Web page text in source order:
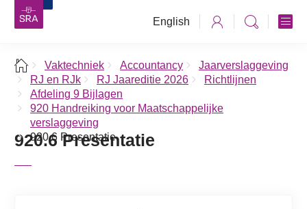
English
Vaktechniek Accountancy
Jaarverslaggeving
RJ en RJk
RJ Jaareditie 2026
Richtlijnen
Afdeling 9 Bijlagen
920 Handreiking voor Maatschappelijke
verslaggeving
920.6 Presentatie
920.6 Presentatie